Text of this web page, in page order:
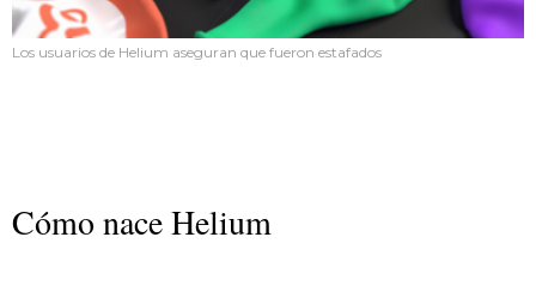
Los usuarios de Helium aseguran que fueron estafados
Cómo nace Helium